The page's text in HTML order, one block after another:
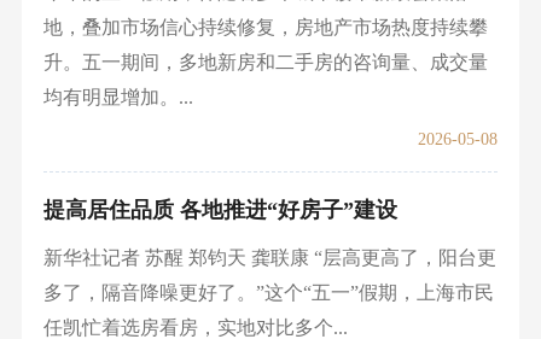
地，叠加市场信心持续修复，房地产市场热度持续攀
升。五一期间，多地新房和二手房的咨询量、成交量
均有明显增加。...
2026-05-08
提高居住品质 各地推进“好房子”建设
新华社记者 苏醒 郑钧天 龚联康 “层高更高了，阳台更
多了，隔音降噪更好了。”这个“五一”假期，上海市民
任凯忙着选房看房，实地对比多个...